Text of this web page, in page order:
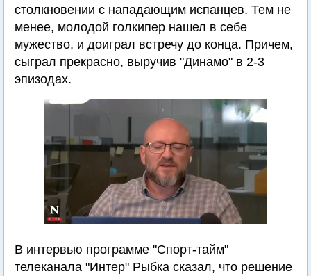
столкновении с нападающим испанцев. Тем не
менее, молодой голкипер нашел в себе
мужество, и доиграл встречу до конца. Причем,
сыграл прекрасно, выручив "Динамо" в 2-3
эпизодах.
В интервью программе "Спорт-тайм"
телеканала "Интер" Рыбка сказал, что решение